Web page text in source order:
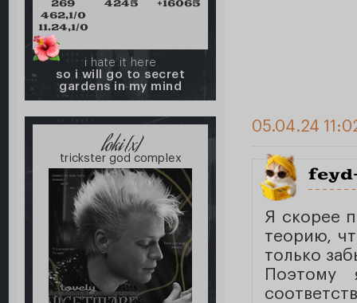
269
462,1/0
11.24,1/0
4245 +16065
i hate it here
so i will go to secret
gardens in my mind
loki [x]
trickster god complex
05.04.24
Я скорее
теорию,
только